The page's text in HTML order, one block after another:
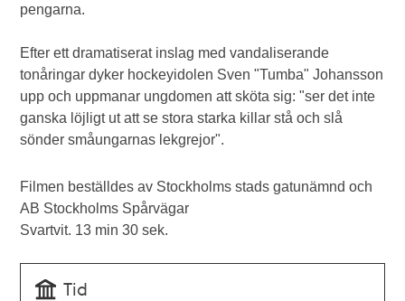
pengarna.
Efter ett dramatiserat inslag med vandaliserande
tonåringar dyker hockeyidolen Sven "Tumba" Johansson
upp och uppmanar ungdomen att sköta sig: "ser det inte
ganska löjligt ut att se stora starka killar stå och slå
sönder småungarnas lekgrejor".
Filmen beställdes av Stockholms stads gatunämnd och
AB Stockholms Spårvägar
Svartvit. 13 min 30 sek.
Tid